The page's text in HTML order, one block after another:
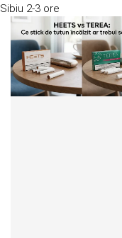
Sibiu 2-3 ore